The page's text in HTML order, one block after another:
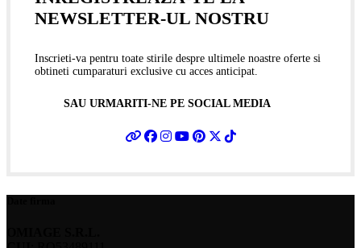
NEWSLETTER-UL NOSTRU
Inscrieti-va pentru toate stirile despre ultimele noastre oferte si
obtineti cumparaturi exclusive cu acces anticipat.
SAU URMARITI-NE PE SOCIAL MEDIA